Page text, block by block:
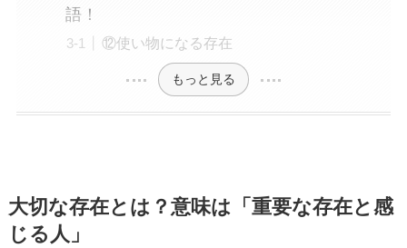
語！
⑫使い物になる存在
もっと見る
大切な存在とは？意味は「重要な存在と感
じる人」